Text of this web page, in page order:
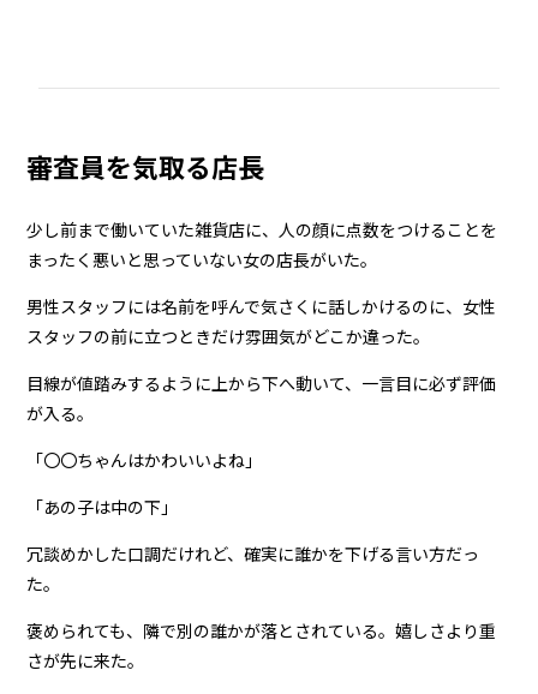
審査員を気取る店長
少し前まで働いていた雑貨店に、人の顔に点数をつけることを
まったく悪いと思っていない女の店長がいた。
男性スタッフには名前を呼んで気さくに話しかけるのに、女性
スタッフの前に立つときだけ雰囲気がどこか違った。
目線が値踏みするように上から下へ動いて、一言目に必ず評価
が入る。
「〇〇ちゃんはかわいいよね」
「あの子は中の下」
冗談めかした口調だけれど、確実に誰かを下げる言い方だっ
た。
褒められても、隣で別の誰かが落とされている。嬉しさより重
さが先に来た。